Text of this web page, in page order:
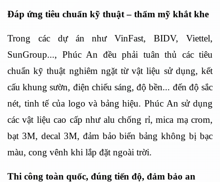
Đáp ứng tiêu chuẩn kỹ thuật – thẩm mỹ khắt khe
Trong các dự án như VinFast, BIDV, Viettel,
SunGroup..., Phúc An đều phải tuân thủ các tiêu
chuẩn kỹ thuật nghiêm ngặt từ vật liệu sử dụng, kết
cấu khung sườn, điện chiếu sáng, độ bền... đến độ sắc
nét, tinh tế của logo và bảng hiệu. Phúc An sử dụng
các vật liệu cao cấp như alu chống rỉ, mica mạ crom,
bạt 3M, decal 3M, đảm bảo biển bảng không bị bạc
màu, cong vênh khi lắp đặt ngoài trời.
Thi công toàn quốc, đúng tiến độ, đảm bảo an